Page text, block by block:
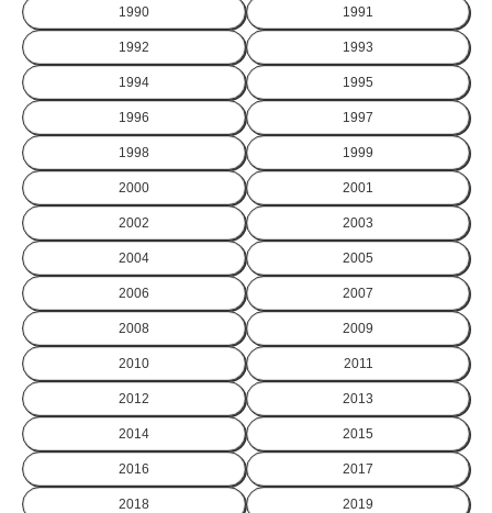
1990 1991
1992 1993
1994 1995
1996 1997
1998 1999
2000 2001
2002 2003
2004 2005
2006 2007
2008 2009
2010 2011
2012 2013
2014 2015
2016 2017
2018 2019